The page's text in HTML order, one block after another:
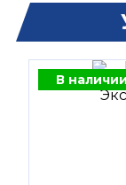
В наличии